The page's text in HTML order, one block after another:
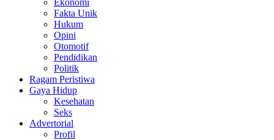
Ekonomi
Fakta Unik
Hukum
Opini
Otomotif
Pendidikan
Politik
Ragam Peristiwa
Gaya Hidup
Kesehatan
Seks
Advertorial
Profil